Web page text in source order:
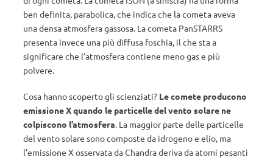
ben definita, parabolica, che indica che la cometa aveva
una densa atmosfera gassosa. La cometa PanSTARRS
presenta invece una più diffusa foschia, il che sta a
significare che l’atmosfera contiene meno gas e più
polvere.
Cosa hanno scoperto gli scienziati? Le comete producono
emissione X quando le particelle del vento solare ne
colpiscono l’atmosfera. La maggior parte delle particelle
del vento solare sono composte da idrogeno e elio, ma
l’emissione X osservata da Chandra deriva da atomi pesanti